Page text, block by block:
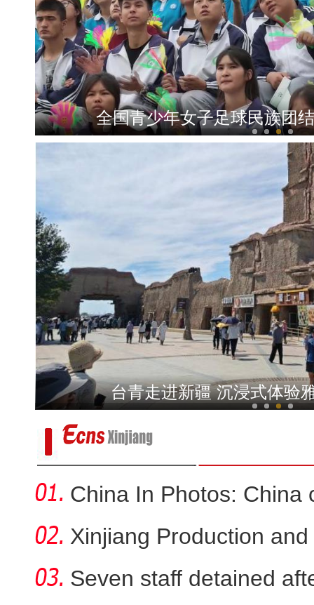
新疆轮台：车辆失控坠渠孕妇被困，
新疆乌恰：三头骆驼深陷戈壁淤泥
华裔青少年“寻根”天山：
China In Photos: China
Xinjiang Production
Seven staff detained